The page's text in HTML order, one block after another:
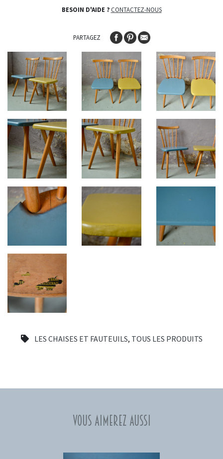
LES CHAISES ET FAUTEUILS, TOUS LES PRODUITS
BESOIN D'AIDE ? CONTACTEZ-NOUS
PARTAGEZ
Vous aimerez aussi